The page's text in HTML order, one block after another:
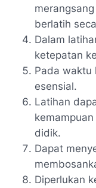
berlatih
Dalam
ketepatan
Pada waktu
esensial.
Latihan
didik.
Dapat
Diperlukan